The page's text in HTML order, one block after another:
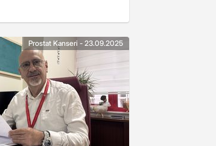
Prostat Kanseri - 23.09.2025